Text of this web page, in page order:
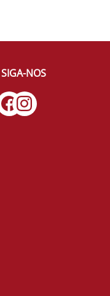
SIGA-NOS